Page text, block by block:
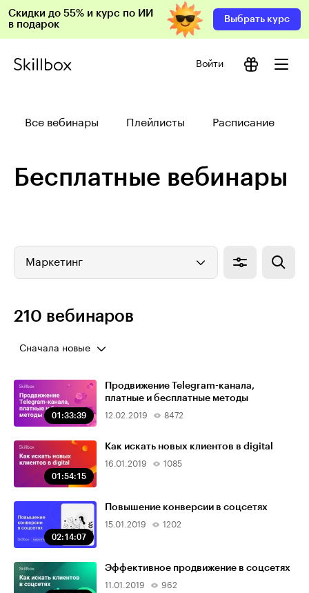
Скидки до 55% и курс по ИИ
в подарок
Выбрать курс
Войти
Все вебинары Плейлисты Расписание
Бесплатные вебинары
Маркетинг
210 вебинаров
Сначала новые
01:33:39
Продвижение Telegram-канала,
платные и бесплатные методы
12.02.2019 8472
01:54:15
Как искать новых клиентов в digital
16.01.2019 1085
02:14:07
Повышение конверсии в соцсетях
15.01.2019 1202
Эффективное продвижение в соцсетях
11.01.2019 962